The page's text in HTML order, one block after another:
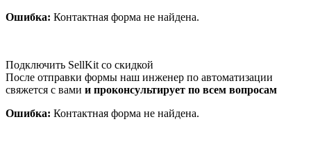
Ошибка: Контактная форма не найдена.
Подключить SellKit со скидкой
После отправки формы наш инженер по автоматизации
свяжется с вами и проконсультирует по всем вопросам
Ошибка: Контактная форма не найдена.